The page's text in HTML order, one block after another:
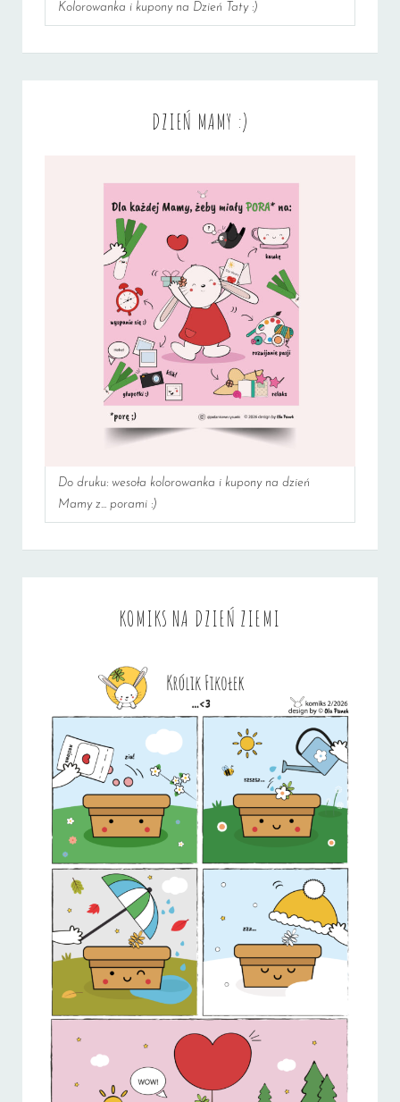
Kolorowanka i kupony na Dzień Taty :)
DZIEŃ MAMY :)
Do druku: wesoła kolorowanka i kupony na dzień
Mamy z... porami :)
KOMIKS NA DZIEŃ ZIEMI